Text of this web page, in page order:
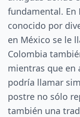
fundamental. En
conocido por
en México se le
Colombia
mientras que en
podría llamar
postre no sólo
también una